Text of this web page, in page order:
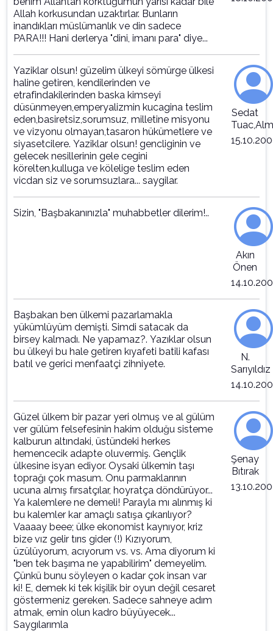
Allah korkusundan uzaktırlar. Bunların
inandıkları müslümanlık ve din sadece
PARA!!! Hani derlerya "dini, imanı para" diye...
Yaziklar olsun! güzelim ülkeyi sömürge ülkesi
haline getiren, kendilerinden ve
etrafindakilerinden baska kimseyi
düsünmeyen,emperyalizmin kucagina teslim
eden,basiretsiz,sorumsuz, milletine misyonu
ve vizyonu olmayan,tasaron hükümetlere ve
siyasetcilere. Yaziklar olsun! gencliginin ve
gelecek nesillerinin gele cegini
körelten,kulluga ve kölelige teslim eden
vicdan siz ve sorumsuzlara... saygilar.
Sedat
Sizin, "Başbakanınızla" muhabbetler dilerim!..
Akın
Önen
Başbakan ben ülkemi pazarlamakla
yükümlüyüm demişti. Simdi satacak da
birsey kalmadı. Ne yapamaz?. Yazıklar olsun
bu ülkeyi bu hale getiren kıyafeti batili kafası
batıl ve gerici menfaatçi zihniyete.
N.
Sarıyıldız
Güzel ülkem bir pazar yeri olmuş ve al gülüm
ver gülüm felsefesinin hakim olduğu sisteme
kalburun altındaki, üstündeki herkes
hemencecik adapte oluvermiş. Gençlik
ülkesine isyan ediyor. Oysaki ülkemin taşı
toprağı çok masum. Onu parmaklarının
ucuna almış fırsatçılar, hoyratça döndürüyor...
Ya kalemlere ne demeli! Parayla mı alınmış ki
bu kalemler kar amaçlı satışa çıkarılıyor?
Vaaaay beee; ülke ekonomist kaynıyor, kriz
bize vız gelir tırıs gider (!) Kızıyorum,
üzülüyorum, acıyorum vs. vs. Ama diyorum ki
"ben tek başıma ne yapabilirim" demeyelim.
Çünkü bunu söyleyen o kadar çok insan var
ki! E, demek ki tek kişilik bir oyun değil cesaret
göstermeniz gereken. Sadece sahneye adım
atmak, emin olun kadro büyüyecek...
Saygılarımla
Şenay
Bıtırak